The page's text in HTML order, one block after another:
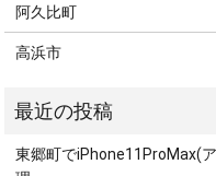
阿久比町
高浜市
東郷町でiPhone11ProMax(